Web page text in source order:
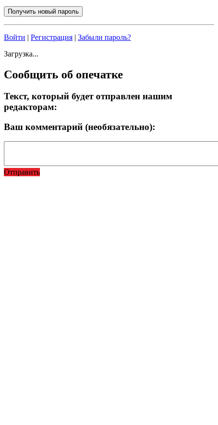
Войти | Регистрация | Забыли пароль?
Загрузка...
Сообщить об опечатке
Текст, который будет отправлен нашим
редакторам:
Ваш комментарий (необязательно):
Отправить